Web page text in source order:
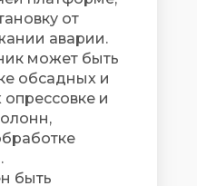
от
аварии.
может быть
обсадных и
и
быть